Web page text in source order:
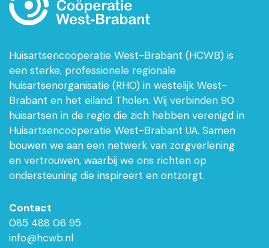
Huisartsencoöperatie West-Brabant (HCWB) is
een sterke, professionele regionale
huisartsenorganisatie (RHO) in westelijk West-
Brabant en het eiland Tholen. Wij verbinden 90
huisartsen in de regio die zich hebben verenigd in
Huisartsencoöperatie West-Brabant UA. Samen
bouwen we aan een netwerk van zorgverlening
en vertrouwen, waarbij we ons richten op
ondersteuning die inspireert en ontzorgt.
Contact
085 488 06 95
info@hcwb.nl